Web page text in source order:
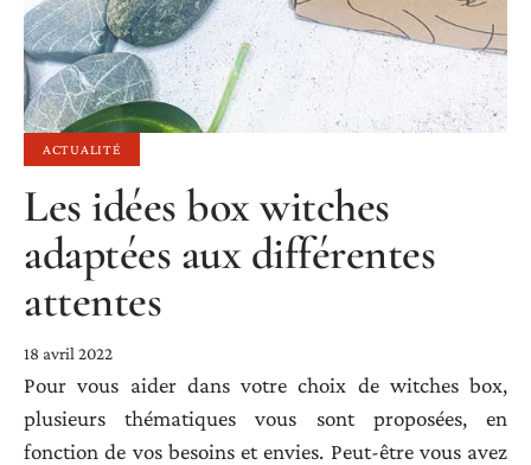
ACTUALITÉ
Les idées box witches
adaptées aux différentes
attentes
18 avril 2022
Pour vous aider dans votre choix de witches box,
plusieurs thématiques vous sont proposées, en
fonction de vos besoins et envies. Peut-être vous avez